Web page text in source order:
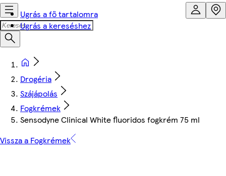
Ugrás a fő tartalomra
Ugrás a kereséshez
Drogéria
Szájápolás
Fogkrémek
Sensodyne Clinical White fluoridos fogkrém 75 ml
Vissza a Fogkrémek